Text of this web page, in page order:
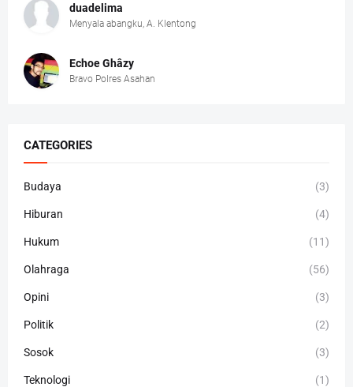
duadelima
Menyala abangku, A. Klentong
Echoe Ghâzy
Bravo Polres Asahan
CATEGORIES
Budaya (3)
Hiburan (4)
Hukum (11)
Olahraga (56)
Opini (3)
Politik (2)
Sosok (3)
Teknologi (1)